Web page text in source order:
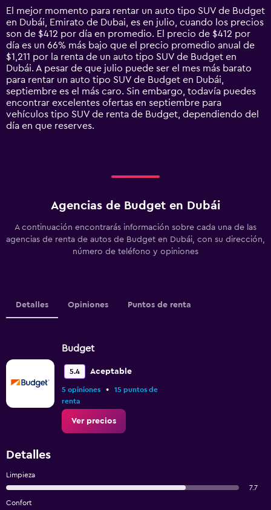
14
categories.
The
chart
has
1
Y
axis
displaying
values.
Range:
0
El mejor momento para rentar un auto tipo SUV de Budget
en Dubái, Emirato de Dubai, es en julio, cuando los precios
son de $412 por día en promedio. El precio de $412 por
día es un 66% más bajo que el precio promedio anual de
$1,211 por la renta de un auto tipo SUV de Budget en
Dubái. A pesar de que julio puede ser el mes más barato
para rentar un auto tipo SUV de Budget en Dubái,
septiembre es el más caro. Sin embargo, todavía puedes
encontrar excelentes ofertas en septiembre para
vehículos tipo SUV de renta de Budget, dependiendo del
día en que reserves.
Agencias de Budget en Dubái
A continuación encontrarás información sobre cada una de las
agencias de renta de autos de Budget en Dubái, con su dirección,
número de teléfono y opiniones
Detalles Opiniones Puntos de renta
Budget
5.4 Aceptable
5 opiniones •
15 puntos de
renta
Ver precios
Detalles
Limpieza
7.7
Confort